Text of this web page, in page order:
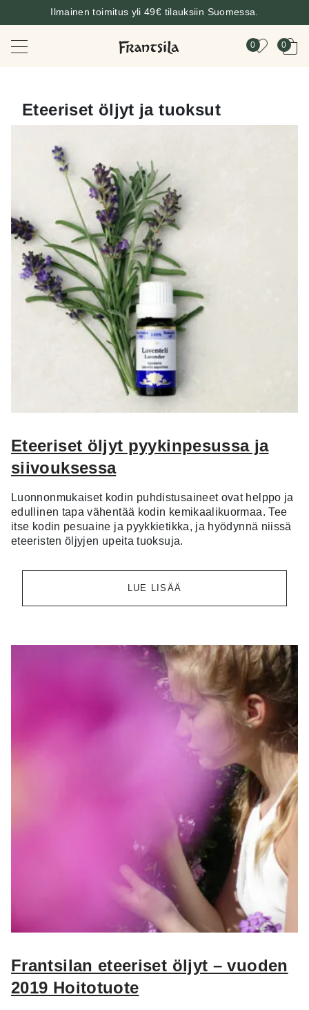
Ilmainen toimitus yli 49€ tilauksiin Suomessa.
0 0
Eteeriset öljyt ja tuoksut
Eteeriset öljyt pyykinpesussa ja
siivouksessa
Luonnonmukaiset kodin puhdistusaineet ovat helppo ja
edullinen tapa vähentää kodin kemikaalikuormaa. Tee
itse kodin pesuaine ja pyykkietikka, ja hyödynnä niissä
eteeristen öljyjen upeita tuoksuja.
LUE LISÄÄ
Frantsilan eteeriset öljyt – vuoden
2019 Hoitotuote